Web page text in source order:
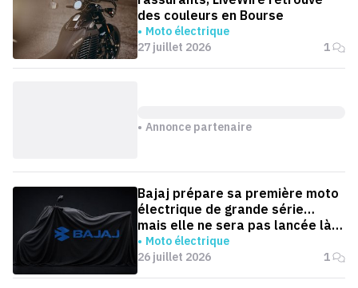
des couleurs en Bourse
Moto électrique
27 juillet 2026
1
Annonce partenaire
Bajaj prépare sa première moto
électrique de grande série…
mais elle ne sera pas lancée là
où on l'attend
Moto électrique
26 juillet 2026
1